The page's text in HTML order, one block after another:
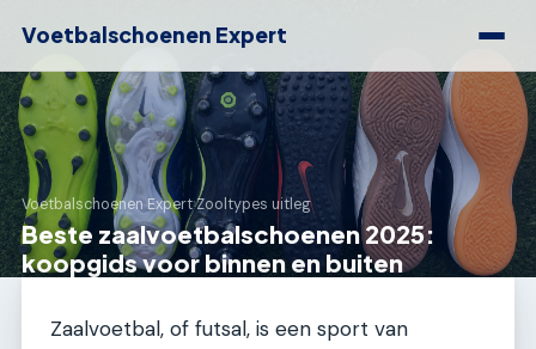
Voetbalschoenen Expert
Voetbalschoenen Expert›Zooltypes uitleg
Beste zaalvoetbalschoenen 2025:
koopgids voor binnen en buiten
Zaalvoetbal, of futsal, is een sport van